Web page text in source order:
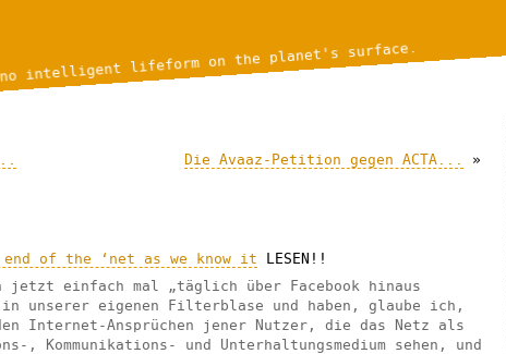
no intelligent lifeform on the planet's surface.
Die Avaaz-Petition gegen ACTA... »
of the ‘net as we know it LESEN!!
einfach mal „täglich über Facebook hinaus
in unserer eigenen Filterblase und haben, glaube ich,
Internet-Ansprüchen jener Nutzer, die das Netz als
, Kommunikations- und Unterhaltungsmedium sehen, und